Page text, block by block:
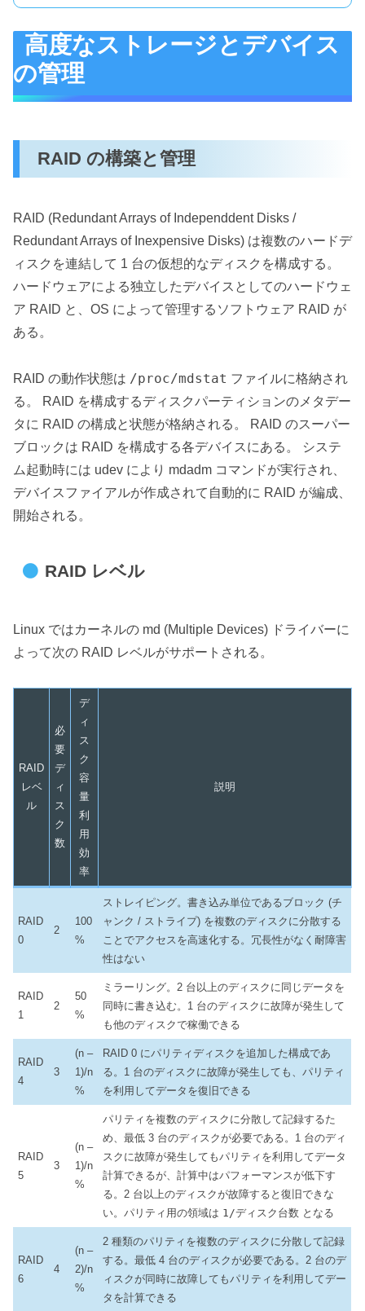
高度なストレージとデバイス
の管理
RAID の構築と管理
RAID (Redundant Arrays of Independdent Disks /
Redundant Arrays of Inexpensive Disks) は複数のハードデ
ィスクを連結して 1 台の仮想的なディスクを構成する。
ハードウェアによる独立したデバイスとしてのハードウェ
ア RAID と、OS によって管理するソフトウェア RAID が
ある。
RAID の動作状態は /proc/mdstat ファイルに格納され
る。 RAID を構成するディスクパーティションのメタデー
タに RAID の構成と状態が格納される。 RAID のスーパー
ブロックは RAID を構成する各デバイスにある。 システ
ム起動時には udev により mdadm コマンドが実行され、
デバイスファイアルが作成されて自動的に RAID が編成、
開始される。
RAID レベル
Linux ではカーネルの md (Multiple Devices) ドライバーに
よって次の RAID レベルがサポートされる。
RAID
レベ
ル
必
要
デ
ィ
ス
ク
数
デ
ィ
ス
ク
容
量
利
用
効
率
説明
RAID
0
2
100
%
ストレイピング。書き込み単位であるブロック (チ
ャンク / ストライプ) を複数のディスクに分散する
ことでアクセスを高速化する。冗長性がなく耐障害
性はない
RAID
1
2
50
%
ミラーリング。2 台以上のディスクに同じデータを
同時に書き込む。1 台のディスクに故障が発生して
も他のディスクで稼働できる
RAID
4
3
(n –
1)/n
%
RAID 0 にパリティディスクを追加した構成であ
る。1 台のディスクに故障が発生しても、パリティ
を利用してデータを復旧できる
RAID
5
3
(n –
1)/n
%
パリティを複数のディスクに分散して記録するた
め、最低 3 台のディスクが必要である。1 台のディ
スクに故障が発生してもパリティを利用してデータ
計算できるが、計算中はパフォーマンスが低下す
る。2 台以上のディスクが故障すると復旧できな
い。パリティ用の領域は 1/ディスク台数 となる
RAID
6
4
(n –
2)/n
%
2 種類のパリティを複数のディスクに分散して記録
する。最低 4 台のディスクが必要である。2 台のデ
ィスクが同時に故障してもパリティを利用してデー
タを計算できる